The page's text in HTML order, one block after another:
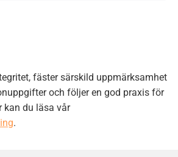
fäster särskild uppmärksamhet
och följer en god praxis för
kan du läsa vår
.